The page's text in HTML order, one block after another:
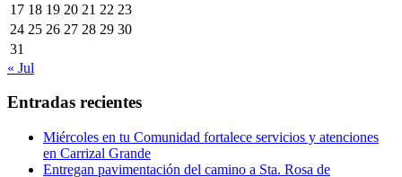
17 18 19 20 21 22 23
24 25 26 27 28 29 30
31
« Jul
Entradas recientes
Miércoles en tu Comunidad fortalece servicios y atenciones
en Carrizal Grande
Entregan pavimentación del camino a Sta. Rosa de